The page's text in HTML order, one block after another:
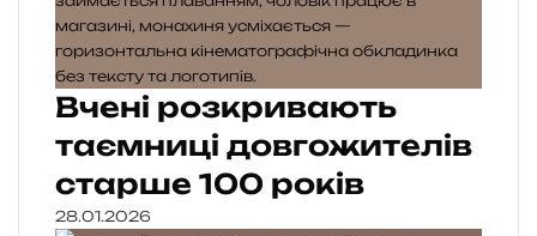
Вчені розкривають
таємниці довгожителів
старше 100 років
28.01.2026